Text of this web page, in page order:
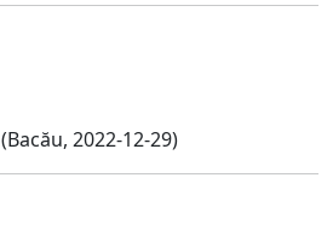
(Bacău, 2022-12-29)